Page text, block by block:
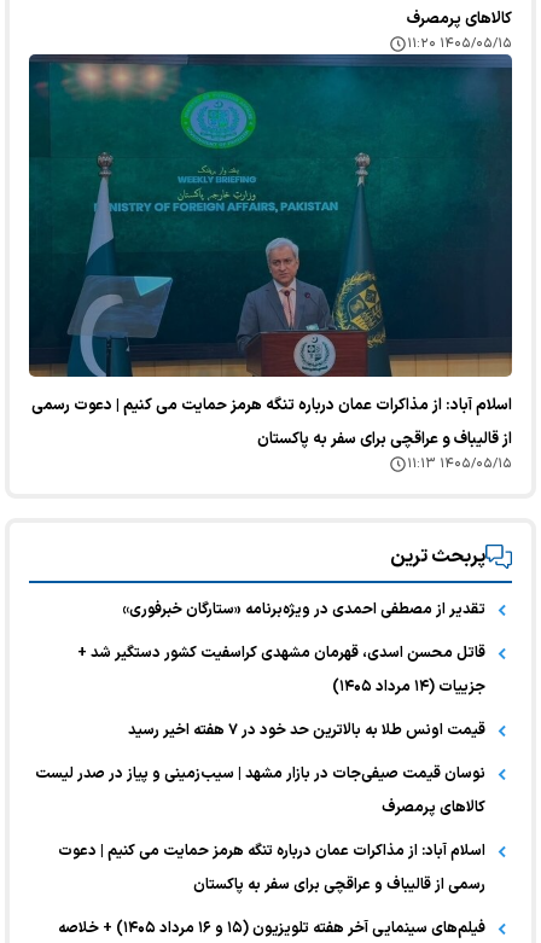
کالا‌های پرمصرف
۱۴۰۵/۰۵/۱۵ ۱۱:۲۰
اسلام آباد: از مذاکرات عمان درباره تنگه هرمز حمایت می کنیم | دعوت رسمی
از قالیباف و عراقچی برای سفر به پاکستان
۱۴۰۵/۰۵/۱۵ ۱۱:۱۳
پربحث ترین
تقدیر از مصطفی احمدی در ویژه‌برنامه «ستارگان خبرفوری»
قاتل محسن اسدی، قهرمان مشهدی کراسفیت کشور دستگیر شد +
جزییات (۱۴ مرداد ۱۴۰۵)
قیمت اونس طلا به بالاترین حد خود در ۷ هفته اخیر رسید
نوسان قیمت صیفی‌جات در بازار مشهد | سیب‌زمینی و پیاز در صدر لیست
کالا‌های پرمصرف
اسلام آباد: از مذاکرات عمان درباره تنگه هرمز حمایت می کنیم | دعوت
رسمی از قالیباف و عراقچی برای سفر به پاکستان
فیلم‌های سینمایی آخر هفته تلویزیون (۱۵ و ۱۶ مرداد ۱۴۰۵) + خلاصه